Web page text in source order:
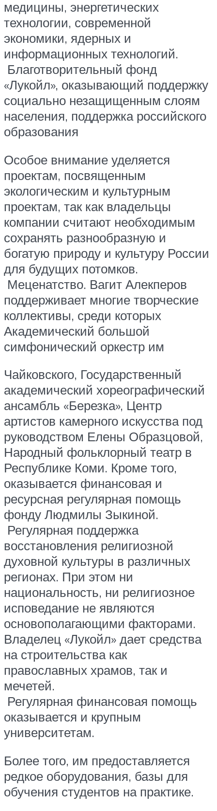
медицины, энергетических
технологии, современной
экономики, ядерных и
информационных технологий.
Благотворительный фонд
«Лукойл», оказывающий поддержку
социально незащищенным слоям
населения, поддержка российского
образования
Особое внимание уделяется
проектам, посвященным
экологическим и культурным
проектам, так как владельцы
компании считают необходимым
сохранять разнообразную и
богатую природу и культуру России
для будущих потомков.
Меценатство. Вагит Алекперов
поддерживает многие творческие
коллективы, среди которых
Академический большой
симфонический оркестр им
Чайковского, Государственный
академический хореографический
ансамбль «Березка», Центр
артистов камерного искусства под
руководством Елены Образцовой,
Народный фольклорный театр в
Республике Коми. Кроме того,
оказывается финансовая и
ресурсная регулярная помощь
фонду Людмилы Зыкиной.
Регулярная поддержка
восстановления религиозной
духовной культуры в различных
регионах. При этом ни
национальность, ни религиозное
исповедание не являются
основополагающими факторами.
Владелец «Лукойл» дает средства
на строительства как
православных храмов, так и
мечетей.
Регулярная финансовая помощь
оказывается и крупным
университетам.
Более того, им предоставляется
редкое оборудования, базы для
обучения студентов на практике.